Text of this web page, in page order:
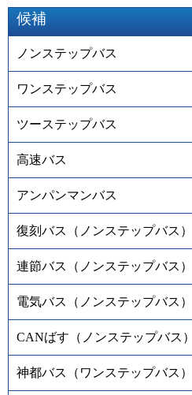
候補
ノンステップバス
ワンステップバス
ツーステップバス
高速バス
アンパンマンバス
復刻バス（ノンステップバス）
連節バス（ノンステップバス）
電気バス（ノンステップバス）
CANばす（ノンステップバス）
神都バス（ワンステップバス）